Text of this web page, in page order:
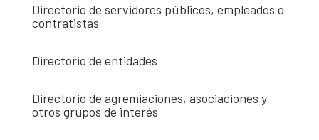
Directorio de servidores públicos, empleados o
contratistas
Directorio de entidades
Directorio de agremiaciones, asociaciones y
otros grupos de interés